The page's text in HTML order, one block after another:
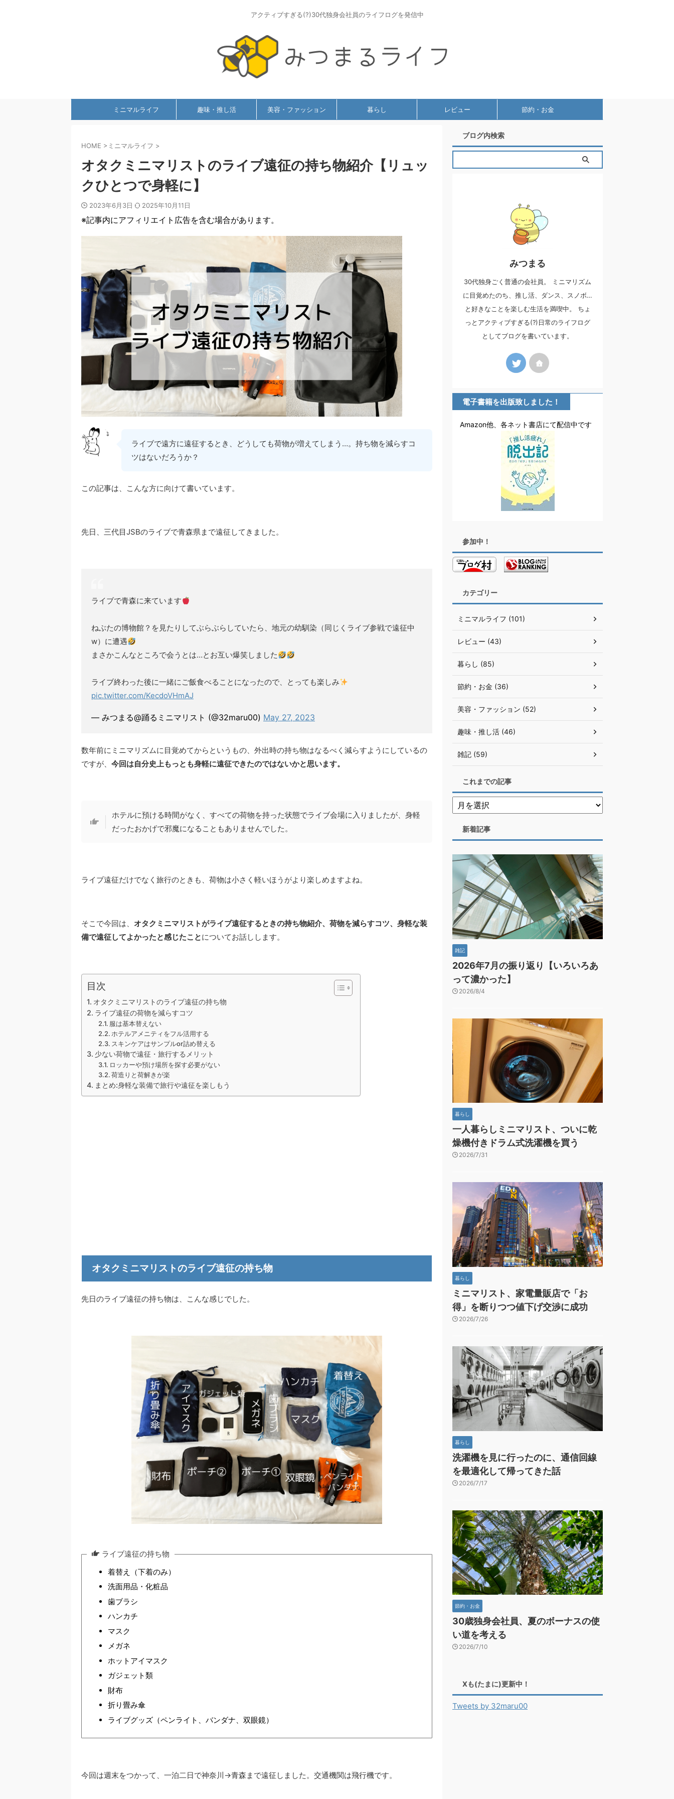
アクティブすぎる(?)30代独身会社員のライフログを発信中
ミニマルライフ 趣味・推し活 美容・ファッション 暮らし レビュー 節約・お金
HOME > ミニマルライフ >
オタクミニマリストのライブ遠征の持ち物紹介【リュッ
クひとつで身軽に】
2023年6月3日 2025年10月11日
※記事内にアフィリエイト広告を含む場合があります。
ライブで遠方に遠征するとき、どうしても荷物が増えてしまう…。持ち物を減らすコ
ツはないだろうか？
この記事は、こんな方に向けて書いています。
先日、三代目JSBのライブで青森県まで遠征してきました。
ライブで青森に来ています
ねぶたの博物館？を見たりしてぶらぶらしていたら、地元の幼馴染（同じくライブ参戦で遠征中
w）に遭遇
まさかこんなところで会うとは…とお互い爆笑しました
ライブ終わった後に一緒にご飯食べることになったので、とっても楽しみ
pic.twitter.com/KecdoVHmAJ
— みつまる@踊るミニマリスト (@32maru00) May 27, 2023
数年前にミニマリズムに目覚めてからというもの、外出時の持ち物はなるべく減らすようにしているの
ですが、 今回は自分史上もっとも身軽に遠征できたのではないかと思います。
ホテルに預ける時間がなく、すべての荷物を持った状態でライブ会場に入りましたが、身軽
だったおかげで邪魔になることもありませんでした。
ライブ遠征だけでなく旅行のときも、荷物は小さく軽いほうがより楽しめますよね。
そこで今回は、 オタクミニマリストがライブ遠征するときの持ち物紹介、荷物を減らすコツ、身軽な装
備で遠征してよかったと感じたことについてお話しします。
目次
オタクミニマリストのライブ遠征の持ち物
ライブ遠征の荷物を減らすコツ
服は基本替えない
ホテルアメニティをフル活用する
スキンケアはサンプルor詰め替える
少ない荷物で遠征・旅行するメリット
ロッカーや預け場所を探す必要がない
荷造りと荷解きが楽
まとめ:身軽な装備で旅行や遠征を楽しもう
オタクミニマリストのライブ遠征の持ち物
先日のライブ遠征の持ち物は、こんな感じでした。
ライブ遠征の持ち物
着替え（下着のみ）
洗面用品・化粧品
歯ブラシ
ハンカチ
マスク
メガネ
ホットアイマスク
ガジェット類
財布
折り畳み傘
ライブグッズ（ペンライト、バンダナ、双眼鏡）
今回は週末をつかって、一泊二日で神奈川→青森まで遠征しました。交通機関は飛行機です。
ブログ内検索
みつまる
30代独身ごく普通の会社員。 ミニマリズム
に目覚めたのち、推し活、ダンス、スノボ…
と好きなことを楽しむ生活を満喫中。 ちょ
っとアクティブすぎる(?)日常のライフログ
としてブログを書いています。
電子書籍を出版致しました！
Amazon他、各ネット書店にて配信中です
参加中！
カテゴリー
ミニマルライフ (101)
レビュー (43)
暮らし (85)
節約・お金 (36)
美容・ファッション (52)
趣味・推し活 (46)
雑記 (59)
これまでの記事
新着記事
雑記
2026年7月の振り返り【いろいろあ
って濃かった】
2026/8/4
暮らし
一人暮らしミニマリスト、ついに乾
燥機付きドラム式洗濯機を買う
2026/7/31
暮らし
ミニマリスト、家電量販店で「お
得」を断りつつ値下げ交渉に成功
2026/7/26
暮らし
洗濯機を見に行ったのに、通信回線
を最適化して帰ってきた話
2026/7/17
節約・お金
30歳独身会社員、夏のボーナスの使
い道を考える
2026/7/10
Xも(たまに)更新中！
Tweets by 32maru00